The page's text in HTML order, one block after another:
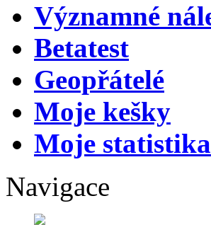
Významné
Betatest
Geopřátelé
Moje kešky
Moje statistika
Navigace